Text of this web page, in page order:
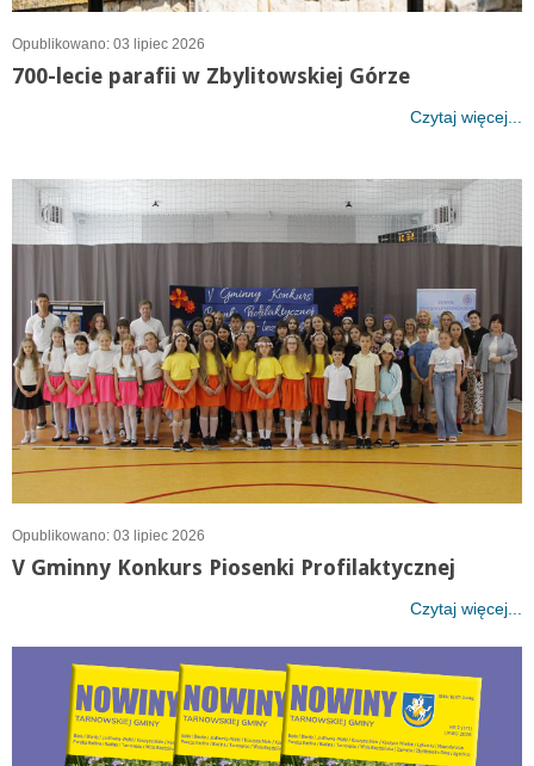
Opublikowano: 03 lipiec 2026
700-lecie parafii w Zbylitowskiej Górze
Czytaj więcej...
Opublikowano: 03 lipiec 2026
V Gminny Konkurs Piosenki Profilaktycznej
Czytaj więcej...